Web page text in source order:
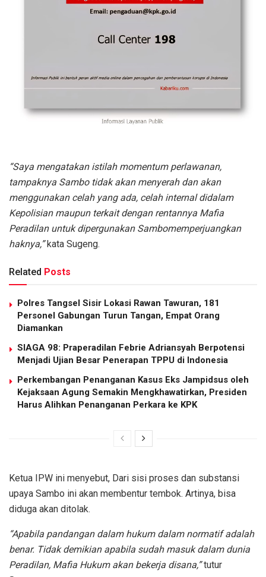
“Saya mengatakan istilah momentum perlawanan,
tampaknya Sambo tidak akan menyerah dan akan
menggunakan celah yang ada, celah internal didalam
Kepolisian maupun terkait dengan rentannya Mafia
Peradilan untuk dipergunakan Sambomemperjuangkan
haknya,”kata Sugeng.
Related Posts
Polres Tangsel Sisir Lokasi Rawan Tawuran, 181
Personel Gabungan Turun Tangan, Empat Orang
Diamankan
SIAGA 98: Praperadilan Febrie Adriansyah Berpotensi
Menjadi Ujian Besar Penerapan TPPU di Indonesia
Perkembangan Penanganan Kasus Eks Jampidsus oleh
Kejaksaan Agung Semakin Mengkhawatirkan, Presiden
Harus Alihkan Penanganan Perkara ke KPK
Ketua IPW ini menyebut, Dari sisi proses dan substansi
upaya Sambo ini akan membentur tembok. Artinya, bisa
diduga akan ditolak.
“Apabila pandangan dalam hukum dalam normatif adalah
benar. Tidak demikian apabila sudah masuk dalam dunia
Peradilan, Mafia Hukum akan bekerja disana,”tutur